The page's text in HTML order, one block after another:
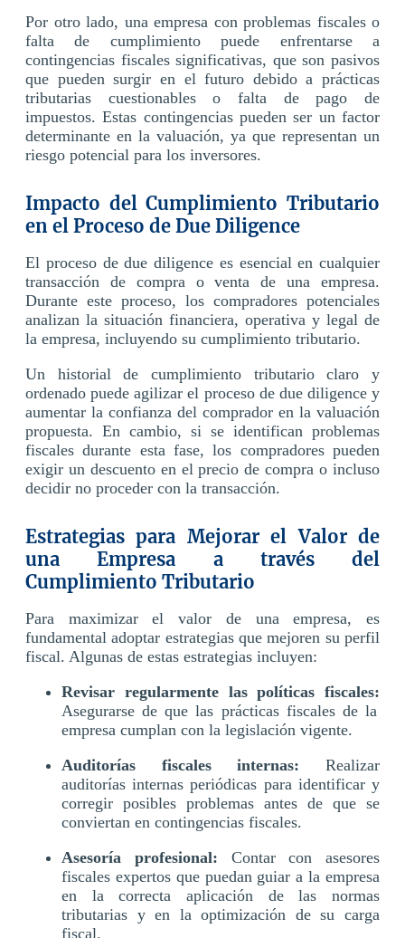
Por otro lado, una empresa con problemas fiscales o
falta de cumplimiento puede enfrentarse a
contingencias fiscales significativas, que son pasivos
que pueden surgir en el futuro debido a prácticas
tributarias cuestionables o falta de pago de
impuestos. Estas contingencias pueden ser un factor
determinante en la valuación, ya que representan un
riesgo potencial para los inversores.
Impacto del Cumplimiento Tributario
en el Proceso de Due Diligence
El proceso de due diligence es esencial en cualquier
transacción de compra o venta de una empresa.
Durante este proceso, los compradores potenciales
analizan la situación financiera, operativa y legal de
la empresa, incluyendo su cumplimiento tributario.
Un historial de cumplimiento tributario claro y
ordenado puede agilizar el proceso de due diligence y
aumentar la confianza del comprador en la valuación
propuesta. En cambio, si se identifican problemas
fiscales durante esta fase, los compradores pueden
exigir un descuento en el precio de compra o incluso
decidir no proceder con la transacción.
Estrategias para Mejorar el Valor de
una Empresa a través del
Cumplimiento Tributario
Para maximizar el valor de una empresa, es
fundamental adoptar estrategias que mejoren su perfil
fiscal. Algunas de estas estrategias incluyen:
Revisar regularmente las políticas fiscales:
Asegurarse de que las prácticas fiscales de la
empresa cumplan con la legislación vigente.
Auditorías fiscales internas: Realizar
auditorías internas periódicas para identificar y
corregir posibles problemas antes de que se
conviertan en contingencias fiscales.
Asesoría profesional: Contar con asesores
fiscales expertos que puedan guiar a la empresa
en la correcta aplicación de las normas
tributarias y en la optimización de su carga
fiscal.